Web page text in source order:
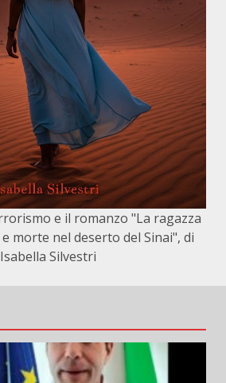
e il romanzo "La ragazza
morte nel deserto del Sinai", di
Isabella Silvestri